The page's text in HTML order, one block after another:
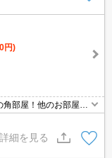
円)
部屋！他のお部屋と
の光が入って明るく
音が軽減されるのも
詳細を見る